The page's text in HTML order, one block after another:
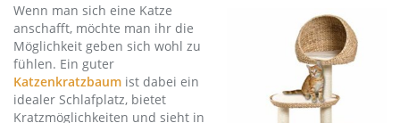
Wenn man sich eine Katze
anschafft, möchte man ihr die
Möglichkeit geben sich wohl zu
fühlen. Ein guter
Katzenkratzbaum ist dabei ein
idealer Schlafplatz, bietet
Kratzmöglichkeiten und sieht in